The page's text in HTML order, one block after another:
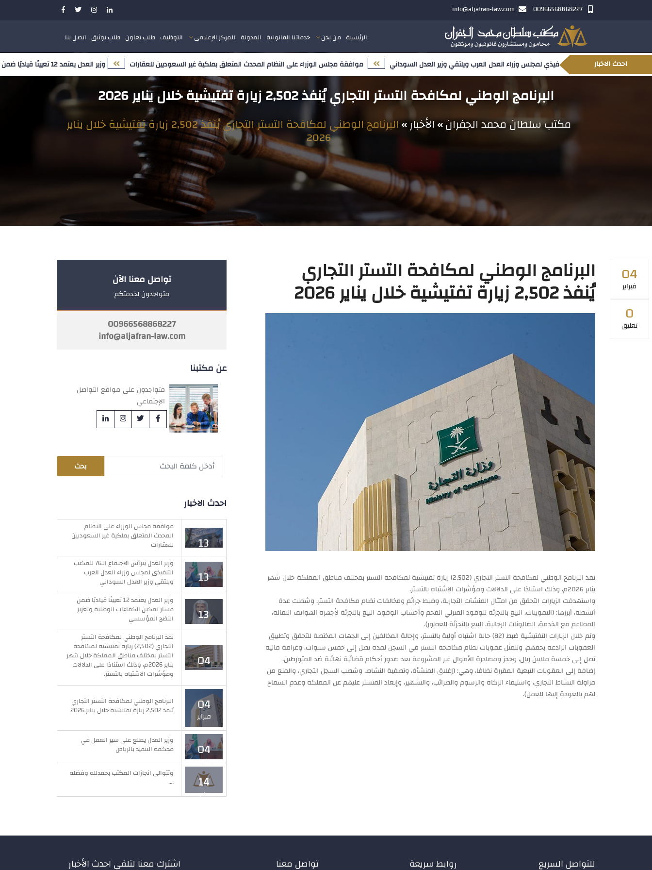
00966568868227
info@aljafran-law.com
الرئيسية من نحن خدماتنا القانونية المدونة المركز الإعلامي التوظيف طلب تعاون طلب توثيق اتصل بنا
احدث الاخبار وزير العدل يعتمد 12 تعيينًا قياديًا ضمن مسار تمكين الكفاءات الوطنية وتعزيز النضج المؤسسي موافقة مجلس الوزراء على النظام المحدث المتعلق بملكية غير السعوديين للعقارات العدل العرب ويلتقي وزير العدل السوداني
البرنامج الوطني لمكافحة التستر التجاري يُنفذ 2,502 زيارة تفتيشية خلال يناير 2026
مكتب سلطان محمد الجفران الأخبار البرنامج الوطني لمكافحة التستر التجاري يُنفذ 2,502 زيارة تفتيشية خلال يناير
2026
04
فبراير
0
تعليق
البرنامج الوطني لمكافحة التستر التجاري
يُنفذ 2,502 زيارة تفتيشية خلال يناير 2026
نفذ البرنامج الوطني لمكافحة التستر التجاري (2,502) زيارة تفتيشية لمكافحة التستر بمختلف مناطق المملكة خلال شهر
يناير 2026م، وذلك استنادًا على الدلالات ومؤشرات الاشتباه بالتستر.
واستهدفت الزيارات التحقق من امتثال المنشآت التجارية، وضبط جرائم ومخالفات نظام مكافحة التستر، وشملت عدة
أنشطة، أبرزها: (التموينات، البيع بالتجزئة للوقود المنزلي الفحم وأخشاب الوقود، البيع بالتجزئة لأجهزة الهواتف النقالة،
المطاعم مع الخدمة، الصالونات الرجالية، البيع بالتجزئة للعطور).
وتم خلال الزيارات التفتيشية ضبط (82) حالة اشتباه أولية بالتستر، وإحالة المخالفين إلى الجهات المختصة للتحقق وتطبيق
العقوبات الرادعة بحقهم، وتتمثل عقوبات نظام مكافحة التستر في السجن لمدة تصل إلى خمس سنوات، وغرامة مالية
تصل إلى خمسة ملايين ريال، وحجز ومصادرة الأموال غير المشروعة بعد صدور أحكام قضائية نهائية ضد المتورطين،
إضافة إلى العقوبات التبعية المقررة نظامًا، وهي: (إغلاق المنشأة، وتصفية النشاط، وشطب السجل التجاري، والمنع من
مزاولة النشاط التجاري، واستيفاء الزكاة والرسوم والضرائب، والتشهير، وإبعاد المتستر عليهم عن المملكة وعدم السماح
لهم بالعودة إليها للعمل).​
تواصل معنا الآن
متواجدون لخدمتكم
00966568868227
info@aljafran-law.com
عن مكتبنا
متواجدون على مواقع التواصل
الإجتماعي
احدث الاخبار
13
يوليو
موافقة مجلس الوزراء على النظام
المحدث المتعلق بملكية غير السعوديين
للعقارات
13
يوليو
وزير العدل يترأس الاجتماع الـ76 للمكتب
التنفيذي لمجلس وزراء العدل العرب
ويلتقي وزير العدل السوداني
13
يوليو
وزير العدل يعتمد 12 تعيينًا قياديًا ضمن
مسار تمكين الكفاءات الوطنية وتعزيز
النضج المؤسسي
04
فبراير
نفذ البرنامج الوطني لمكافحة التستر
التجاري (2,502) زيارة تفتيشية لمكافحة
التستر بمختلف مناطق المملكة خلال شهر
يناير 2026م، وذلك استنادًا على الدلالات
ومؤشرات الاشتباه بالتستر.
04
فبراير
البرنامج الوطني لمكافحة التستر التجاري
يُنفذ 2,502 زيارة تفتيشية خلال يناير 2026
04
فبراير
وزير العدل يطلع على سير العمل في
محكمة التنفيذ بالرياض
14
مايو
وتتوالى انجازات المكتب بحمدلله وفضله
….
للتواصل السريع روابط سريعة تواصل معنا اشترك معنا لتلقي احدث الأخبار